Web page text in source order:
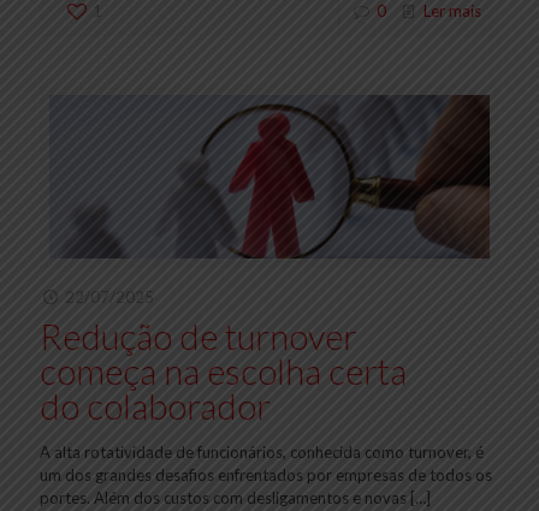
1 0 Ler mais
22/07/2025
Redução de turnover
começa na escolha certa
do colaborador
A alta rotatividade de funcionários, conhecida como turnover, é
um dos grandes desafios enfrentados por empresas de todos os
portes. Além dos custos com desligamentos e novas […]